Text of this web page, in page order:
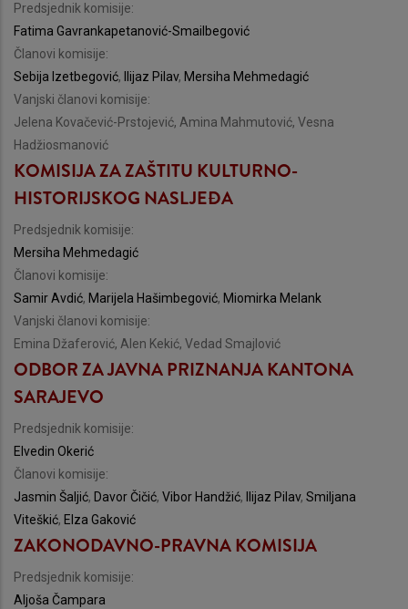
Predsjednik komisije:
Fatima Gavrankapetanović-Smailbegović
Članovi komisije:
Sebija Izetbegović, Ilijaz Pilav, Mersiha Mehmedagić
Vanjski članovi komisije:
Jelena Kovačević-Prstojević, Amina Mahmutović, Vesna
Hadžiosmanović
KOMISIJA ZA ZAŠTITU KULTURNO-
HISTORIJSKOG NASLJEĐA
Predsjednik komisije:
Mersiha Mehmedagić
Članovi komisije:
Samir Avdić, Marijela Hašimbegović, Miomirka Melank
Vanjski članovi komisije:
Emina Džaferović, Alen Kekić, Vedad Smajlović
ODBOR ZA JAVNA PRIZNANJA KANTONA
SARAJEVO
Predsjednik komisije:
Elvedin Okerić
Članovi komisije:
Jasmin Šaljić, Davor Čičić, Vibor Handžić, Ilijaz Pilav, Smiljana
Viteškić, Elza Gaković
ZAKONODAVNO-PRAVNA KOMISIJA
Predsjednik komisije:
Aljoša Čampara